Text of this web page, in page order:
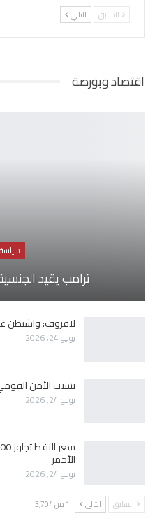
السابق التالي
اقتصاد وبورصة
ترامب يقيد
لافروف: واشنطن
يوليو 24, 2026
بسبب الأمن
يوليو 24, 2026
الأحمر
يوليو 24, 2026
السابق التالي 1 من 3٬704